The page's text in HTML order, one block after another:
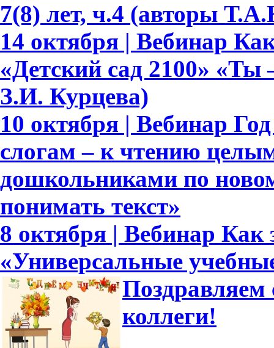
7(8) лет, ч.4 (авторы
14 октября | Вебинар
«Детский сад 2100» «Ты
З.И. Курцева)
10 октября | Вебинар
слогам – к чтению
дошкольниками по
понимать текст»
8 октября | Вебинар Как
«Универсальные
Поздравляем
коллеги!